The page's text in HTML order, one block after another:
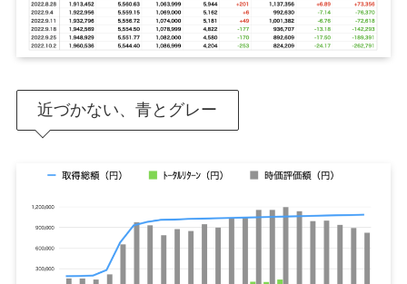
近づかない、青とグレー